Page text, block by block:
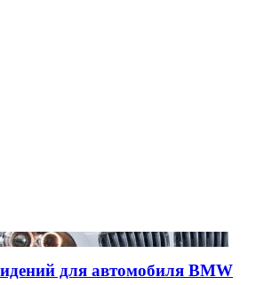
для автомобиля BMW